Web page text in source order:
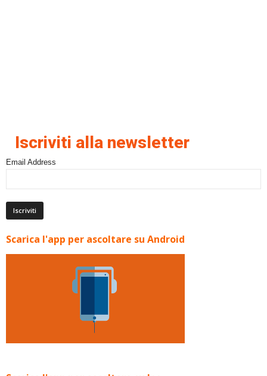
Iscriviti alla newsletter
Email Address
Scarica l'app per ascoltare su Android